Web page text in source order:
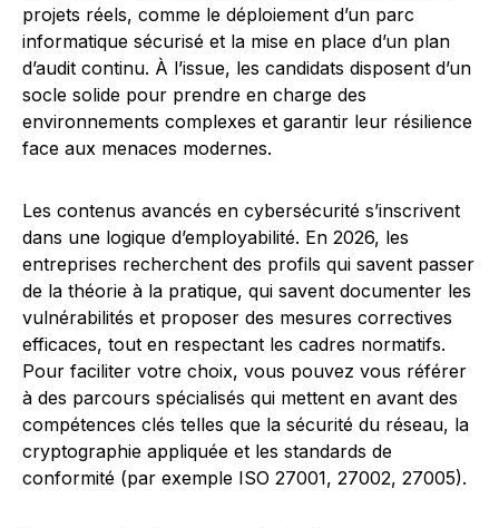
projets réels, comme le déploiement d’un parc
informatique sécurisé et la mise en place d’un plan
d’audit continu. À l’issue, les candidats disposent d’un
socle solide pour prendre en charge des
environnements complexes et garantir leur résilience
face aux menaces modernes.
Les contenus avancés en cybersécurité s’inscrivent
dans une logique d’employabilité. En 2026, les
entreprises recherchent des profils qui savent passer
de la théorie à la pratique, qui savent documenter les
vulnérabilités et proposer des mesures correctives
efficaces, tout en respectant les cadres normatifs.
Pour faciliter votre choix, vous pouvez vous référer
à des parcours spécialisés qui mettent en avant des
compétences clés telles que la sécurité du réseau, la
cryptographie appliquée et les standards de
conformité (par exemple ISO 27001, 27002, 27005).